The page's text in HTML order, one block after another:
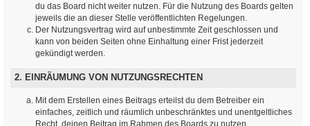
du das Board nicht weiter nutzen. Für die Nutzung des Boards gelten
jeweils die an dieser Stelle veröffentlichten Regelungen.
Der Nutzungsvertrag wird auf unbestimmte Zeit geschlossen und
kann von beiden Seiten ohne Einhaltung einer Frist jederzeit
gekündigt werden.
2. EINRÄUMUNG VON NUTZUNGSRECHTEN
Mit dem Erstellen eines Beitrags erteilst du dem Betreiber ein
einfaches, zeitlich und räumlich unbeschränktes und unentgeltliches